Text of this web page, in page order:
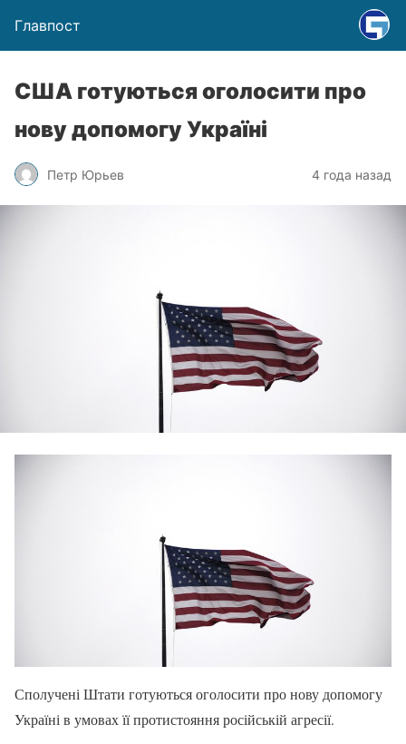
Главпост
США готуються оголосити про
нову допомогу Україні
Петр Юрьев 4 года назад
Сполучені Штати готуються оголосити про нову допомогу
Україні в умовах її протистояння російській агресії.